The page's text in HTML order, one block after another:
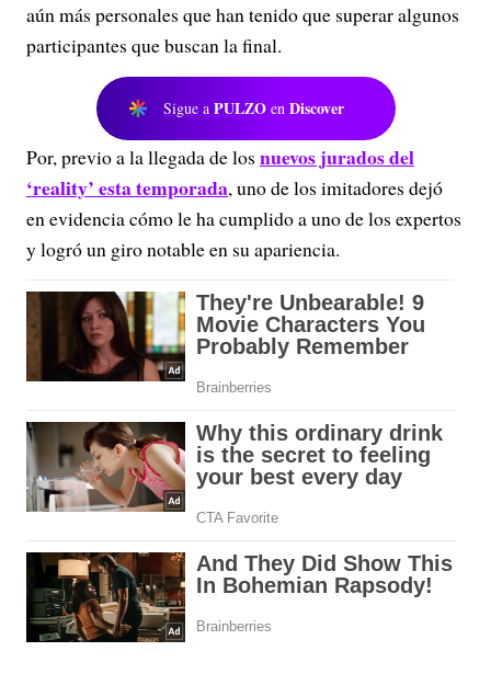
aún más personales que han tenido que superar algunos
participantes que buscan la final.
Sigue a PULZO en Discover
Por, previo a la llegada de los nuevos jurados del
‘reality’ esta temporada, uno de los imitadores dejó
en evidencia cómo le ha cumplido a uno de los expertos
y logró un giro notable en su apariencia.